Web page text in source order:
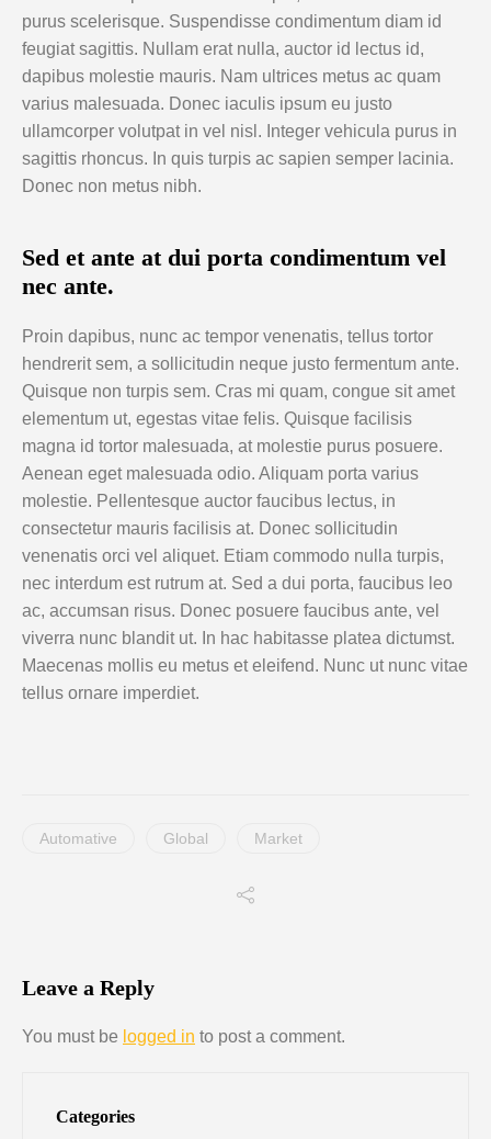
purus scelerisque. Suspendisse condimentum diam id
feugiat sagittis. Nullam erat nulla, auctor id lectus id,
dapibus molestie mauris. Nam ultrices metus ac quam
varius malesuada. Donec iaculis ipsum eu justo
ullamcorper volutpat in vel nisl. Integer vehicula purus in
sagittis rhoncus. In quis turpis ac sapien semper lacinia.
Donec non metus nibh.
Sed et ante at dui porta condimentum vel
nec ante.
Proin dapibus, nunc ac tempor venenatis, tellus tortor
hendrerit sem, a sollicitudin neque justo fermentum ante.
Quisque non turpis sem. Cras mi quam, congue sit amet
elementum ut, egestas vitae felis. Quisque facilisis
magna id tortor malesuada, at molestie purus posuere.
Aenean eget malesuada odio. Aliquam porta varius
molestie. Pellentesque auctor faucibus lectus, in
consectetur mauris facilisis at. Donec sollicitudin
venenatis orci vel aliquet. Etiam commodo nulla turpis,
nec interdum est rutrum at. Sed a dui porta, faucibus leo
ac, accumsan risus. Donec posuere faucibus ante, vel
viverra nunc blandit ut. In hac habitasse platea dictumst.
Maecenas mollis eu metus et eleifend. Nunc ut nunc vitae
tellus ornare imperdiet.
Automative Global Market
Leave a Reply
You must be logged in to post a comment.
Categories